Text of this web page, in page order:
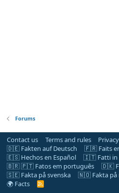
Forums
Contact us Terms and rules
🇩🇪 Fakten auf Deutsch
🇫🇷 Faits
🇪🇸 Hechos en Español
🇮🇹 Fatti in
🇧🇷 🇵🇹 Fatos em português
🇩🇰
🇸🇪 Fakta på svenska
🇳🇴 Fakta på
🌍 Facts
R